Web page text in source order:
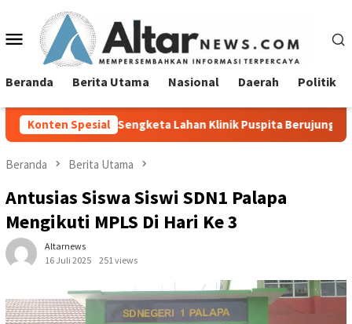
konten Menu
Mobile
Beranda Berita Utama Nasional Daerah Politik
Konten Spesial
Lahan Klinik Puspita Berujung NO Sambut Hari
Beranda Berita Utama
Antusias Siswa Siswi SDN1 Palapa
Mengikuti MPLS Di Hari Ke 3
Altarnews
16 Juli 2025
251 views